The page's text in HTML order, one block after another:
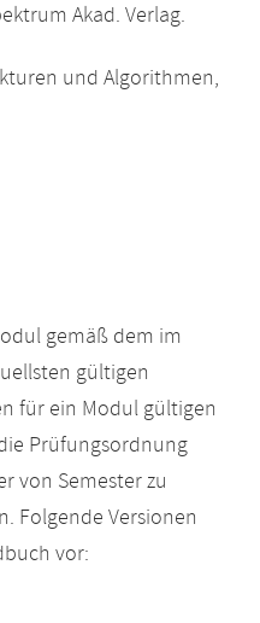
Akad. Verlag.
und Algorithmen,
gemäß dem im
gültigen
für ein Modul gültigen
Prüfungsordnung
von Semester zu
Folgende Versionen
vor: